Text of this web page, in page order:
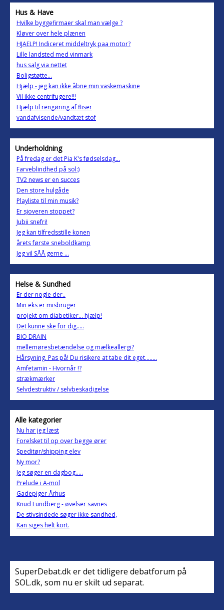
Hus & Have
Hvilke byggefirmaer skal man vælge ?
Kløver over hele plænen
HJAELP! Indiceret middeltryk paa motor?
Lille landsted med vinmark
hus salg via nettet
Boligstøtte...
Hjælp - jeg kan ikke åbne min vaskemaskine
Vil ikke centrifugere!!!
Hjælp til rengøring af fliser
vandafvisende/vandtæt stof
Underholdning
På fredag er det Pia K's fødselsdag...
Farveblindhed på sol:)
TV2 news er en succes
Den store hulgåde
Playliste til min musik?
Er sjoveren stoppet?
Jubii snefri!
Jeg kan tilfredsstille konen
årets første sneboldkamp
Jeg vil SÅÅ gerne ...
Helse & Sundhed
Er der nogle der..
Min eks er misbruger
projekt om diabetiker... hjælp!
Det kunne ske for dig.....
BIO DRAIN
mellemøresbetændelse og mælkeallergi?
Hårsyning. Pas på! Du risikere at tabe dit eget........
Amfetamin - Hvornår !?
strækmærker
Selvdestruktiv / selvbeskadigelse
Alle kategorier
Nu har jeg læst
Forelsket til op over begge ører
Speditør/shipping elev
Ny mor?
Jeg søger en dagbog.....
Prelude i A-mol
Gadepiger Århus
Knud Lundberg - øvelser savnes
De stivsindede søger ikke sandhed,
Kan siges helt kort.
SuperDebat.dk er det tidligere debatforum på
SOL.dk, som nu er skilt ud separat.